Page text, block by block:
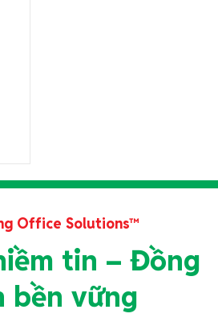
Office Solutions™
tin – Đồng
bền vững